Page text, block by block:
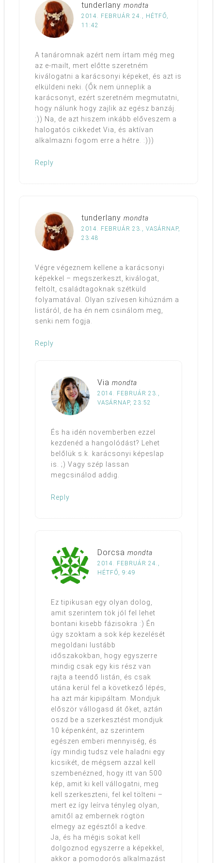
tunderlany mondta
2014. FEBRUÁR 24., HÉTFŐ,
11:42
A tanáromnak azért nem írtam még meg
az e-mailt, mert előtte szeretném
kiválogatni a karácsonyi képeket, és azt is
elküldeni neki. (Ők nem ünneplik a
karácsonyt, ezért szeretném megmutatni,
hogy nálunk hogy zajlik az egész banzáj.
:)) Na, de azt hiszem inkább előveszem a
halogatós cikkedet Via, és aktívan
alkalmazni fogom erre a hétre. :)))
Reply
tunderlany mondta
2014. FEBRUÁR 23., VASÁRNAP,
23:48
Végre végeznem kellene a karácsonyi
képekkel – megszerkeszt, kiválogat,
feltölt, családtagoknak szétküld
folyamatával. Olyan szívesen kihúznám a
listáról, de ha én nem csinálom meg,
senki nem fogja.
Reply
Via mondta
2014. FEBRUÁR 23.,
VASÁRNAP, 23:52
És ha idén novemberben ezzel
kezdenéd a hangolódást? Lehet
belőlük s.k. karácsonyi képeslap
is. ;) Vagy szép lassan
megcsinálod addig.
Reply
Dorcsa mondta
2014. FEBRUÁR 24.,
HÉTFŐ, 9:49
Ez tipikusan egy olyan dolog,
amit szerintem tök jól fel lehet
bontani kisebb fázisokra :) Én
úgy szoktam a sok kép kezelését
megoldani lustább
időszakokban, hogy egyszerre
mindig csak egy kis rész van
rajta a teendő listán, és csak
utána kerül fel a következő lépés,
ha azt már kipipáltam. Mondjuk
először vállogasd át őket, aztán
oszd be a szerkesztést mondjuk
10 képenként, az szerintem
egészen emberi mennyiség, és
így mindig tudsz vele haladni egy
kicsikét, de mégsem azzal kell
szembenézned, hogy itt van 500
kép, amit ki kell vállogatni, meg
kell szerkeszteni, fel kel tölteni –
mert ez így leírva tényleg olyan,
amitől az embernek rögtön
elmegy az egésztől a kedve.
Ja, és ha mégis sokat kell
dolgoznod egyszerre a képekkel,
akkor a pomodorós alkalmazást